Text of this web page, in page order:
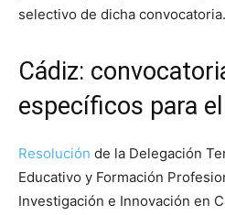
selectivo de dicha convocatoria.
Cádiz:
específicos para
Resolución de la Delegación
Educativo y Formación
Investigación e Innovación en